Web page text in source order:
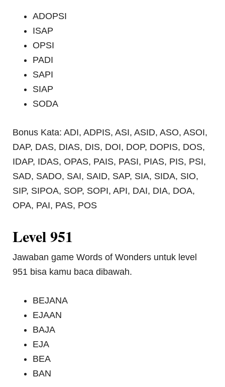
ADOPSI
ISAP
OPSI
PADI
SAPI
SIAP
SODA
Bonus Kata: ADI, ADPIS, ASI, ASID, ASO, ASOI,
DAP, DAS, DIAS, DIS, DOI, DOP, DOPIS, DOS,
IDAP, IDAS, OPAS, PAIS, PASI, PIAS, PIS, PSI,
SAD, SADO, SAI, SAID, SAP, SIA, SIDA, SIO,
SIP, SIPOA, SOP, SOPI, API, DAI, DIA, DOA,
OPA, PAI, PAS, POS
Level 951
Jawaban game Words of Wonders untuk level
951 bisa kamu baca dibawah.
BEJANA
EJAAN
BAJA
EJA
BEA
BAN